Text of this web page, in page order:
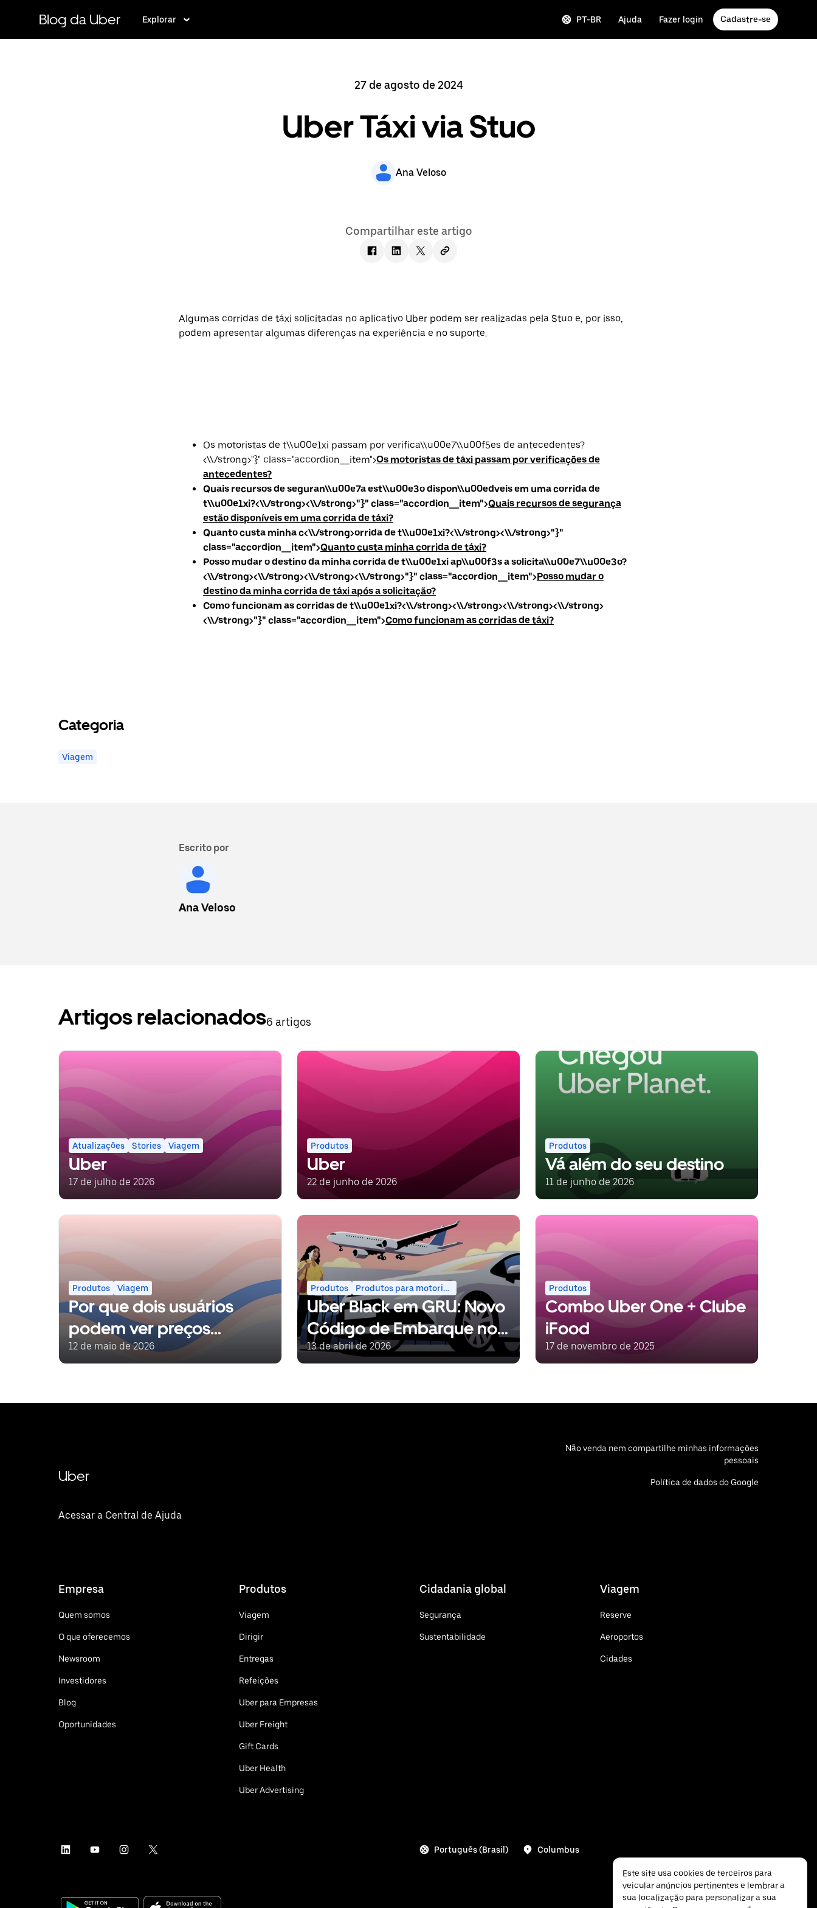
conteúdo
Blog da Uber Explorar PT-BR Ajuda Fazer login Cadastre-se
27 de agosto de 2024
Uber Táxi via Stuo
Ana Veloso
Compartilhar este artigo
Algumas corridas de táxi solicitadas no aplicativo Uber podem ser realizadas pela Stuo e, por isso,
podem apresentar algumas diferenças na experiência e no suporte.
Os motoristas de t\\u00e1xi passam por verifica\\u00e7\\u00f5es de antecedentes?
<\\/strong>"}" class="accordion__item">Os motoristas de táxi passam por verificações de
antecedentes?
Quais recursos de seguran\\u00e7a est\\u00e3o dispon\\u00edveis em uma corrida de
t\\u00e1xi?<\\/strong><\\/strong>"}" class="accordion__item">Quais recursos de segurança
estão disponíveis em uma corrida de táxi?
Quanto custa minha c<\\/strong>orrida de t\\u00e1xi?<\\/strong><\\/strong>"}"
class="accordion__item">Quanto custa minha corrida de táxi?
Posso mudar o destino da minha corrida de t\\u00e1xi ap\\u00f3s a solicita\\u00e7\\u00e3o?
<\\/strong><\\/strong><\\/strong><\\/strong>"}" class="accordion__item">Posso mudar o
destino da minha corrida de táxi após a solicitação?
Como funcionam as corridas de t\\u00e1xi?<\\/strong><\\/strong><\\/strong><\\/strong>
<\\/strong>"}" class="accordion__item">Como funcionam as corridas de táxi?
Categoria
Viagem
Escrito por
Ana Veloso
Artigos relacionados6 artigos
Atualizações Stories Viagem
Uber
17 de julho de 2026
Produtos
Uber
22 de junho de 2026
Produtos
Vá além do seu destino
11 de junho de 2026
Produtos Viagem
Por que dois usuários
podem ver preços
diferentes?
12 de maio de 2026
Produtos Produtos para motoristas parceiros
Uber Black em GRU: Novo
Código de Embarque no
Terminal 2 (2026)
13 de abril de 2026
Produtos
Combo Uber One + Clube
iFood
17 de novembro de 2025
Uber
Acessar a Central de Ajuda
Não venda nem compartilhe minhas informações
pessoais
Política de dados do Google
Empresa
Quem somos
O que oferecemos
Newsroom
Investidores
Blog
Oportunidades
Produtos
Viagem
Dirigir
Entregas
Refeições
Uber para Empresas
Uber Freight
Gift Cards
Uber Health
Uber Advertising
Cidadania global
Segurança
Sustentabilidade
Viagem
Reserve
Aeroportos
Cidades
Português (Brasil) Columbus
Este site usa cookies de terceiros para
veicular anúncios pertinentes e lembrar a
sua localização para personalizar a sua